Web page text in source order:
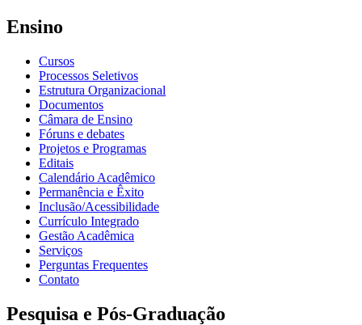
Ensino
Cursos
Processos Seletivos
Estrutura Organizacional
Documentos
Câmara de Ensino
Fóruns e debates
Projetos e Programas
Editais
Calendário Acadêmico
Permanência e Êxito
Inclusão/Acessibilidade
Currículo Integrado
Gestão Acadêmica
Serviços
Perguntas Frequentes
Contato
Pesquisa e Pós-Graduação